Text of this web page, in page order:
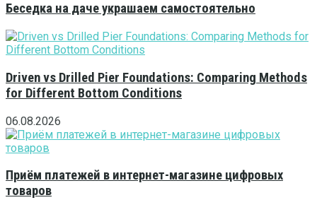
Беседка на даче украшаем самостоятельно
Driven vs Drilled Pier Foundations: Comparing Methods
for Different Bottom Conditions
06.08.2026
Приём платежей в интернет-магазине цифровых
товаров